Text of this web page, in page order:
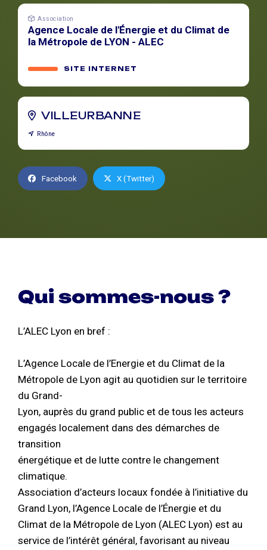
Association
Agence Locale de l'Énergie et du Climat de
la Métropole de LYON - ALEC
SITE INTERNET
VILLEURBANNE
Rhône
Facebook X (Twitter)
Qui sommes-nous ?
L’ALEC Lyon en bref :
L’Agence Locale de l’Energie et du Climat de la
Métropole de Lyon agit au quotidien sur le territoire
du Grand-
Lyon, auprès du grand public et de tous les acteurs
engagés localement dans des démarches de
transition
énergétique et de lutte contre le changement
climatique.
Association d’acteurs locaux fondée à l’initiative du
Grand Lyon, l’Agence Locale de l’Énergie et du
Climat de la Métropole de Lyon (ALEC Lyon) est au
service de l’intérêt général, favorisant au niveau